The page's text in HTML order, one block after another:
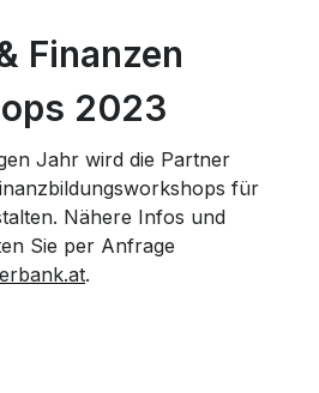
Finanzen
2023
Jahr wird die Partner
für
Nähere Infos und
Sie per Anfrage
.